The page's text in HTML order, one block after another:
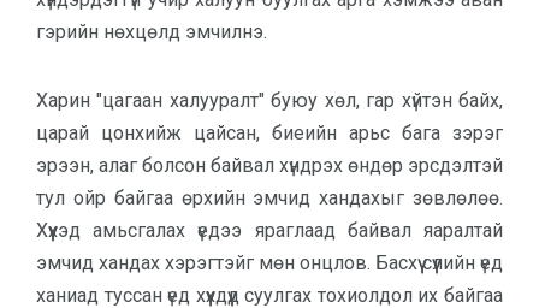
гэрийн нөхцөлд эмчилнэ.
Харин "цагаан халууралт" буюу хөл, гар хүйтэн байх,
царай цонхийж цайсан, биеийн арьс бага зэрэг
эрээн, алаг болсон байвал хүндрэх өндөр эрсдэлтэй
тул ойр байгаа өрхийн эмчид хандахыг зөвлөлөө.
Хүүхэд амьсгалах үедээ яраглаад байвал яаралтай
эмчид хандах хэрэгтэйг мөн онцлов. Басхүү сүүлийн үед
ханиад туссан үед хүүхдүүд суулгах тохиолдол их байгаа